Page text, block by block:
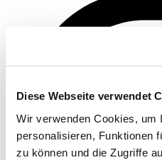
Diese Webseite verwendet
Wir verwenden Cookies, um
personalisieren, Funktionen
zu können und die Zugriffe